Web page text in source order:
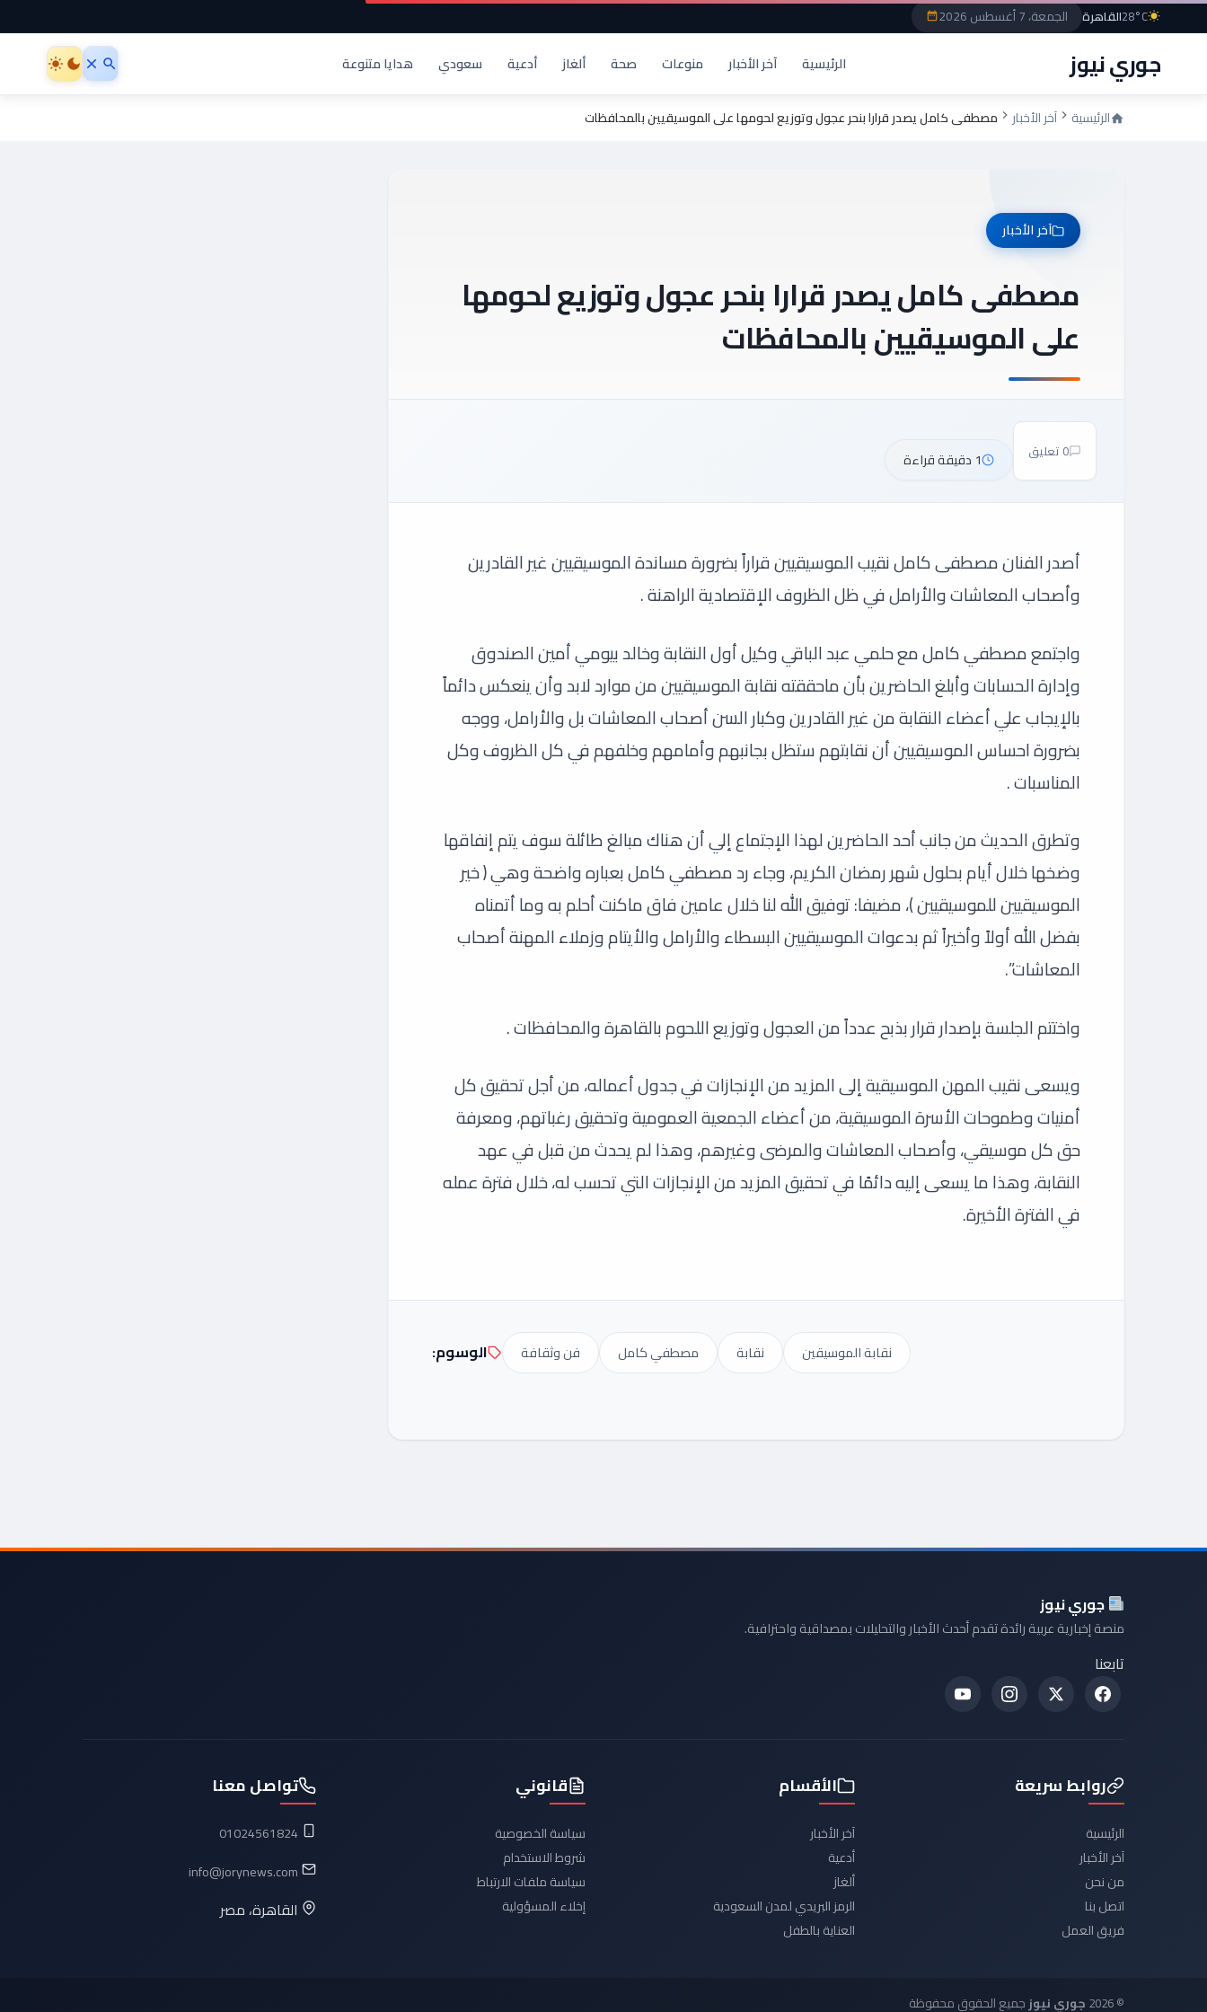
الجمعة، 7 أغسطس 2026 28°Cالقاهرة
جوري نيوز الرئيسية آخر الأخبار منوعات صحة ألغاز أدعية سعودي هدايا متنوعة
الرئيسية آخر الأخبار مصطفى كامل يصدر قرارا بنحر عجول وتوزيع لحومها على الموسيقيين بالمحافظات
آخر الأخبار
مصطفى كامل يصدر قرارا بنحر عجول وتوزيع لحومها
على الموسيقيين بالمحافظات
0 تعليق 1 دقيقة قراءة
أصدر الفنان مصطفى كامل نقيب الموسيقيين قراراً بضرورة مساندة الموسيقيين غير القادرين
وأصحاب المعاشات والأرامل في ظل الظروف الإقتصادية الراهنة .
واجتمع مصطفي كامل مع حلمي عبد الباقي وكيل أول النقابة وخالد بيومي أمين الصندوق
وإدارة الحسابات وأبلغ الحاضرين بأن ماحققته نقابة الموسيقيين من موارد لابد وأن ينعكس دائماً
بالإيجاب علي أعضاء النقابة من غير القادرين وكبار السن أصحاب المعاشات بل والأرامل، ووجه
بضرورة احساس الموسيقيين أن نقابتهم ستظل بجانبهم وأمامهم وخلفهم في كل الظروف وكل
المناسبات .
وتطرق الحديث من جانب أحد الحاضرين لهذا الإجتماع إلي أن هناك مبالغ طائلة سوف يتم إنفاقها
وضخها خلال أيام بحلول شهر رمضان الكريم، وجاء رد مصطفي كامل بعباره واضحة وهي ( خير
الموسيقيين للموسيقيين )، مضيفا: توفيق الله لنا خلال عامين فاق ماكنت أحلم به وما أتمناه
بفضل الله أولاً وأخيراً ثم بدعوات الموسيقيين البسطاء والأرامل والأيتام وزملاء المهنة أصحاب
المعاشات”.
واختتم الجلسة بإصدار قرار بذبح عدداً من العجول وتوزيع اللحوم بالقاهرة والمحافظات .
ويسعى نقيب المهن الموسيقية إلى المزيد من الإنجازات في جدول أعماله، من أجل تحقيق كل
أمنيات وطموحات الأسرة الموسيقية، من أعضاء الجمعية العمومية وتحقيق رغباتهم، ومعرفة
حق كل موسيقي، وأصحاب المعاشات والمرضى وغيرهم، وهذا لم يحدث من قبل في عهد
النقابة، وهذا ما يسعى إليه دائمًا في تحقيق المزيد من الإنجازات التي تحسب له، خلال فترة عمله
في الفترة الأخيرة.
الوسوم: فن وثقافة مصطفي كامل نقابة نقابة الموسيقين
جوري نيوز
منصة إخبارية عربية رائدة تقدم أحدث الأخبار والتحليلات بمصداقية واحترافية.
تابعنا
روابط سريعة
الرئيسية
آخر الأخبار
من نحن
اتصل بنا
فريق العمل
الأقسام
آخر الأخبار
أدعية
ألغاز
الرمز البريدي لمدن السعودية
العناية بالطفل
قانوني
سياسة الخصوصية
شروط الاستخدام
سياسة ملفات الارتباط
إخلاء المسؤولية
تواصل معنا
01024561824
info@jorynews.com
القاهرة، مصر
© 2026 جوري نيوز جميع الحقوق محفوظة